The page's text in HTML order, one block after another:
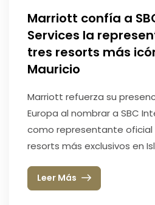
Marriott confía a
Services la
tres resorts más
Mauricio
Marriott refuerza su
Europa al nombrar a SBC
como representante oficial
resorts más exclusivos en
Leer Más